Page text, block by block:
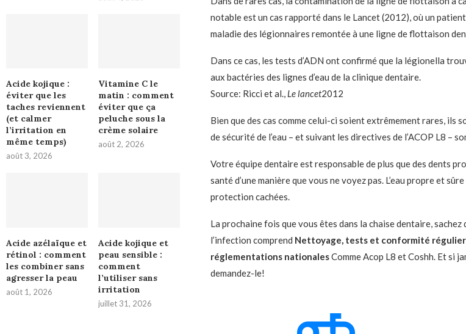
notable est un cas rapporté dans le Lancet (2012), où un
maladie des légionnaires remontée à une ligne de flottaison
Dans ce cas, les tests d’ADN ont confirmé que la légionella
aux bactéries des lignes d’eau de la clinique dentaire.
Source: Ricci et al., Le lancet2012
Bien que des cas comme celui-ci soient extrêmement rares, ils
de sécurité de l’eau – et suivant les directives de l’ACOP L8 –
Votre équipe dentaire est responsable de plus que des dents
santé d’une manière que vous ne voyez pas. L’eau propre et
protection cachées.
La prochaine fois que vous êtes dans la chaise dentaire,
l’infection comprend Nettoyage, tests et conformité
réglementations nationalesComme Acop L8 et Coshh. Et si
demandez-le!
Acide kojique :
éviter que les
taches reviennent
(et calmer
l’irritation en
même temps)
août 3, 2026
Vitamine C le
matin : comment
éviter que ça
peluche sous la
crème solaire
août 2, 2026
Acide azélaïque et
rétinol : comment
les combiner sans
agresser la peau
août 1, 2026
Acide kojique et
peau sensible :
comment
l’utiliser sans
irritation
juillet 31, 2026